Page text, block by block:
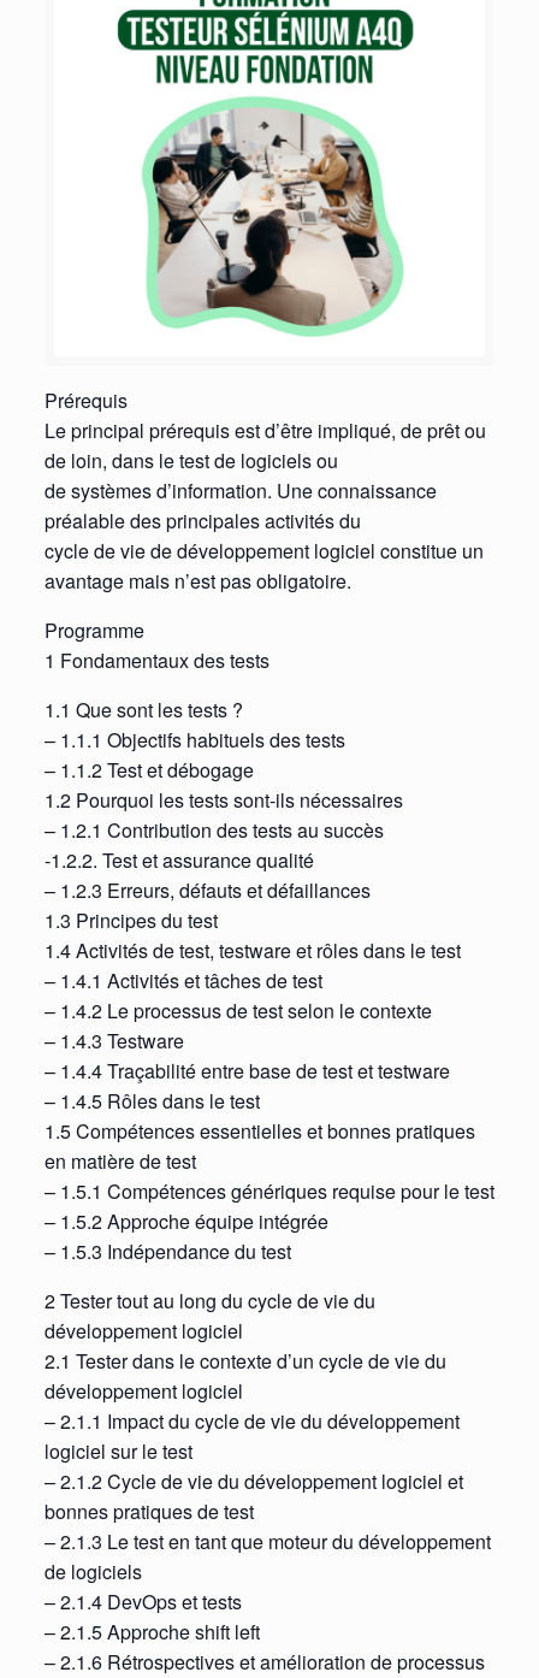
Prérequis
Le principal prérequis est d’être impliqué, de prêt ou
de loin, dans le test de logiciels ou
de systèmes d’information. Une connaissance
préalable des principales activités du
cycle de vie de développement logiciel constitue un
avantage mais n’est pas obligatoire.
Programme
1 Fondamentaux des tests
1.1 Que sont les tests ?
– 1.1.1 Objectifs habituels des tests
– 1.1.2 Test et débogage
1.2 Pourquoi les tests sont-ils nécessaires
– 1.2.1 Contribution des tests au succès
-1.2.2. Test et assurance qualité
– 1.2.3 Erreurs, défauts et défaillances
1.3 Principes du test
1.4 Activités de test, testware et rôles dans le test
– 1.4.1 Activités et tâches de test
– 1.4.2 Le processus de test selon le contexte
– 1.4.3 Testware
– 1.4.4 Traçabilité entre base de test et testware
– 1.4.5 Rôles dans le test
1.5 Compétences essentielles et bonnes pratiques
en matière de test
– 1.5.1 Compétences génériques requise pour le test
– 1.5.2 Approche équipe intégrée
– 1.5.3 Indépendance du test
2 Tester tout au long du cycle de vie du
développement logiciel
2.1 Tester dans le contexte d’un cycle de vie du
développement logiciel
– 2.1.1 Impact du cycle de vie du développement
logiciel sur le test
– 2.1.2 Cycle de vie du développement logiciel et
bonnes pratiques de test
– 2.1.3 Le test en tant que moteur du développement
de logiciels
– 2.1.4 DevOps et tests
– 2.1.5 Approche shift left
– 2.1.6 Rétrospectives et amélioration de processus